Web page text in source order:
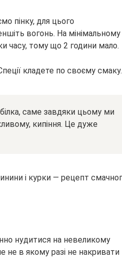
пінку, для цього
вогонь. На мінімальному
часу, тому що 2 години мало.
кладете по своєму смаку.
саме завдяки цьому ми
кипіння. Це дуже
нудитися на невеликому
не в якому разі не накривати